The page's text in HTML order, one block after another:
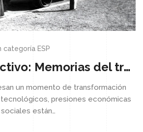
categoría ESP
El viaje Colectivo: Memorias del tranvía y el omnibus
un momento de transformación
presiones económicas
están…